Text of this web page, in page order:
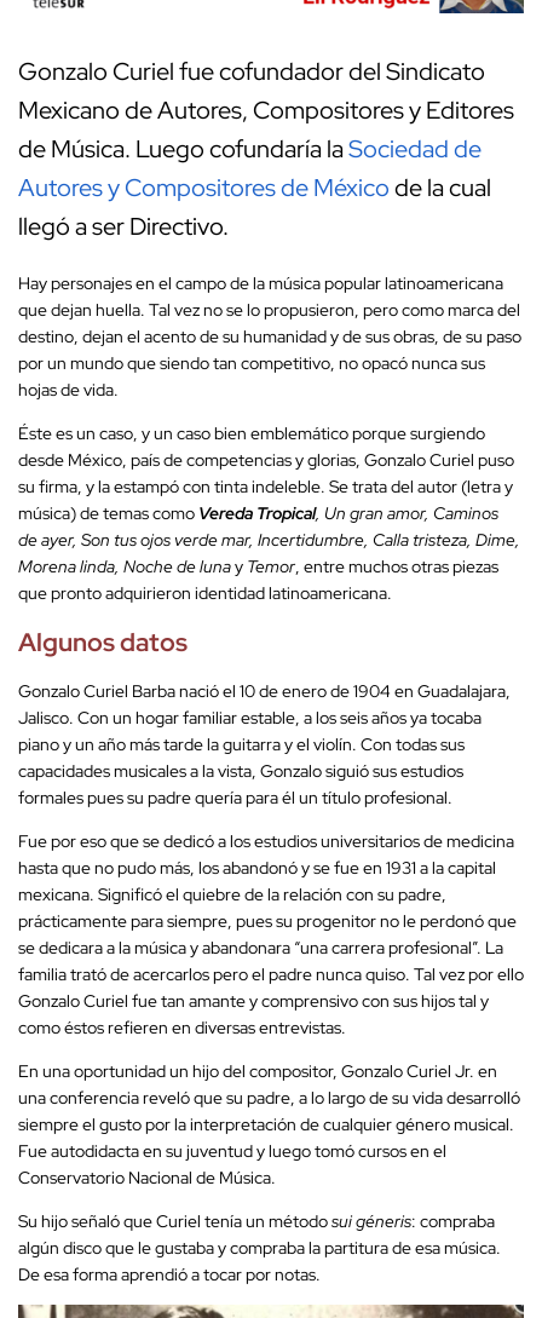
Gonzalo Curiel fue cofundador del Sindicato
Mexicano de Autores, Compositores y Editores
de Música. Luego cofundaría laSociedad de
Autores y Compositores de Méxicode la cual
llegó a ser Directivo.
Hay personajes en el campo de la música popular latinoamericana
que dejan huella. Tal vez no se lo propusieron, pero como marca del
destino, dejan el acento de su humanidad y de sus obras, de su paso
por un mundo que siendo tan competitivo, no opacó nunca sus
hojas de vida.
Éste es un caso, y un caso bien emblemático porque surgiendo
desde México, país de competencias y glorias, Gonzalo Curiel puso
su firma, y la estampó con tinta indeleble. Se trata del autor (letra y
música) de temas como Vereda Tropical, Un gran amor, Caminos
de ayer, Son tus ojos verde mar, Incertidumbre, Calla tristeza, Dime,
Morena linda, Noche de lunay Temor, entre muchos otras piezas
que pronto adquirieron identidad latinoamericana.
Algunos datos
Gonzalo Curiel Barba nació el 10 de enero de 1904 en Guadalajara,
Jalisco. Con un hogar familiar estable, a los seis años ya tocaba
piano y un año más tarde la guitarra y el violín. Con todas sus
capacidades musicales a la vista, Gonzalo siguió sus estudios
formales pues su padre quería para él un título profesional.
Fue por eso que se dedicó a los estudios universitarios de medicina
hasta que no pudo más, los abandonó y se fue en 1931 a la capital
mexicana. Significó el quiebre de la relación con su padre,
prácticamente para siempre, pues su progenitor no le perdonó que
se dedicara a la música y abandonara “una carrera profesional”. La
familia trató de acercarlos pero el padre nunca quiso. Tal vez por ello
Gonzalo Curiel fue tan amante y comprensivo con sus hijos tal y
como éstos refieren en diversas entrevistas.
En una oportunidad un hijo del compositor, Gonzalo Curiel Jr. en
una conferencia reveló que su padre, a lo largo de su vida desarrolló
siempre el gusto por la interpretación de cualquier género musical.
Fue autodidacta en su juventud y luego tomó cursos en el
Conservatorio Nacional de Música.
Su hijo señaló que Curiel tenía un métodosui géneris: compraba
algún disco que le gustaba y compraba la partitura de esa música.
De esa forma aprendió a tocar por notas.